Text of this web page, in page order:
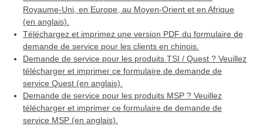
Royaume-Uni, en Europe, au Moyen-Orient et en Afrique
(en anglais).
Téléchargez et imprimez une version PDF du formulaire de
demande de service pour les clients en chinois.
Demande de service pour les produits TSI / Quest ? Veuillez
télécharger et imprimer ce formulaire de demande de
service Quest (en anglais).
Demande de service pour les produits MSP ? Veuillez
télécharger et imprimer ce formulaire de demande de
service MSP (en anglais).